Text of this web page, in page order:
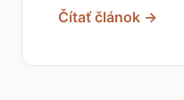
Čítať článok →